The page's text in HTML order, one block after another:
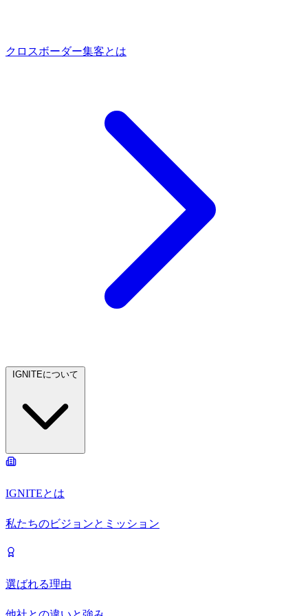
クロスボーダー集客とは
IGNITEとは
私たちのビジョンとミッション
選ばれる理由